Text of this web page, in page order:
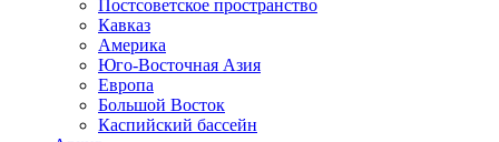
Постсоветское пространство
Кавказ
Америка
Юго-Восточная Азия
Европа
Большой Восток
Каспийский бассейн